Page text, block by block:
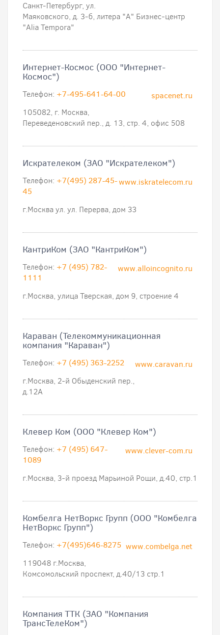
Санкт-Петербург, ул.
Маяковского, д. 3-б, литера "А" Бизнес-центр
"Alia Tempora"
Интернет-Космос (ООО "Интернет-
Космос")
spacenet.ru
Телефон: +7-495-641-64-00
105082, г. Москва,
Переведеновский пер., д. 13, стр. 4, офис 508
Искрателеком (ЗАО "Искрателеком")
www.iskratelecom.ru
Телефон: +7(495) 287-45-
45
г.Москва ул. ул. Перерва, дом 33
КантриКом (ЗАО "КантриКом")
www.alloincognito.ru
Телефон: +7 (495) 782-
1111
г.Москва, улица Тверская, дом 9, строение 4
Караван (Телекоммуникационная
компания "Караван")
www.caravan.ru
Телефон: +7 (495) 363-2252
г.Москва, 2-й Обыденский пер.,
д.12А
Клевер Ком (ООО "Клевер Ком")
www.clever-com.ru
Телефон: +7 (495) 647-
1089
г.Москва, 3-й проезд Марьиной Рощи, д.40, стр.1
Комбелга НетВоркс Групп (ООО "Комбелга
НетВоркс Групп")
www.combelga.net
Телефон: +7(495)646-8275
119048 г.Москва,
Комсомольский проспект, д.40/13 стр.1
Компания ТТК (ЗАО "Компания
ТрансТелеКом")